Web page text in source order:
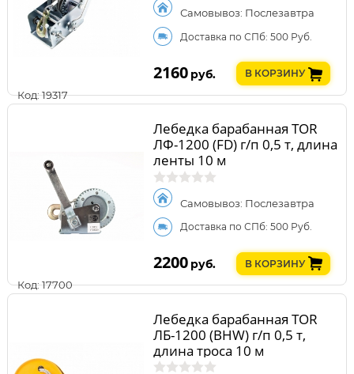
Код: 19317
Самовывоз: Послезавтра
Доставка по СПб: 500 Руб.
2160 руб. В КОРЗИНУ
Код: 17700
Лебедка барабанная TOR
ЛФ-1200 (FD) г/п 0,5 т, длина
ленты 10 м
Самовывоз: Послезавтра
Доставка по СПб: 500 Руб.
2200 руб. В КОРЗИНУ
Лебедка барабанная TOR
ЛБ-1200 (BHW) г/п 0,5 т,
длина троса 10 м